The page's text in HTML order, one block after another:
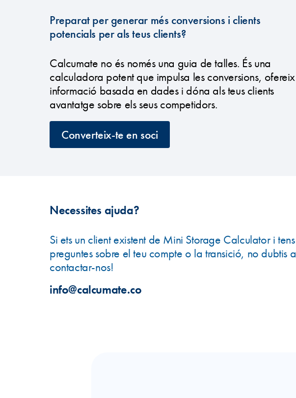
Preparat per generar més conversions i clients
potencials per als teus clients?
Calcumate no és només una guia de talles. És una
calculadora potent que impulsa les conversions, ofereix
informació basada en dades i dóna als teus clients
avantatge sobre els seus competidors.
Converteix-te en soci
Necessites ajuda?
Si ets un client existent de Mini Storage Calculator i tens
preguntes sobre el teu compte o la transició, no dubtis a
contactar-nos!
info@calcumate.co